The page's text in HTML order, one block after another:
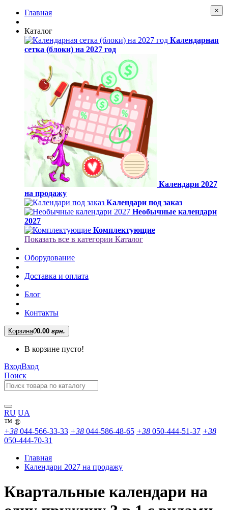
Главная
Каталог
Календарная
сетка (блоки) на 2027 год
Календари 2027
на продажу
Календари под заказ
Необычные календари
2027
Комплектующие
Показать все в категории Каталог
Оборудование
Доставка и оплата
Блог
Контакты
Корзина00.00 грн.
В корзине пусто!
ВходВход
Поиск
RU UA
™ ®
+38 044-566-33-33 +38 044-586-48-65 +38 050-444-51-37 +38
050-444-70-31
Главная
Календари 2027 на продажу
Квартальные календари на
×